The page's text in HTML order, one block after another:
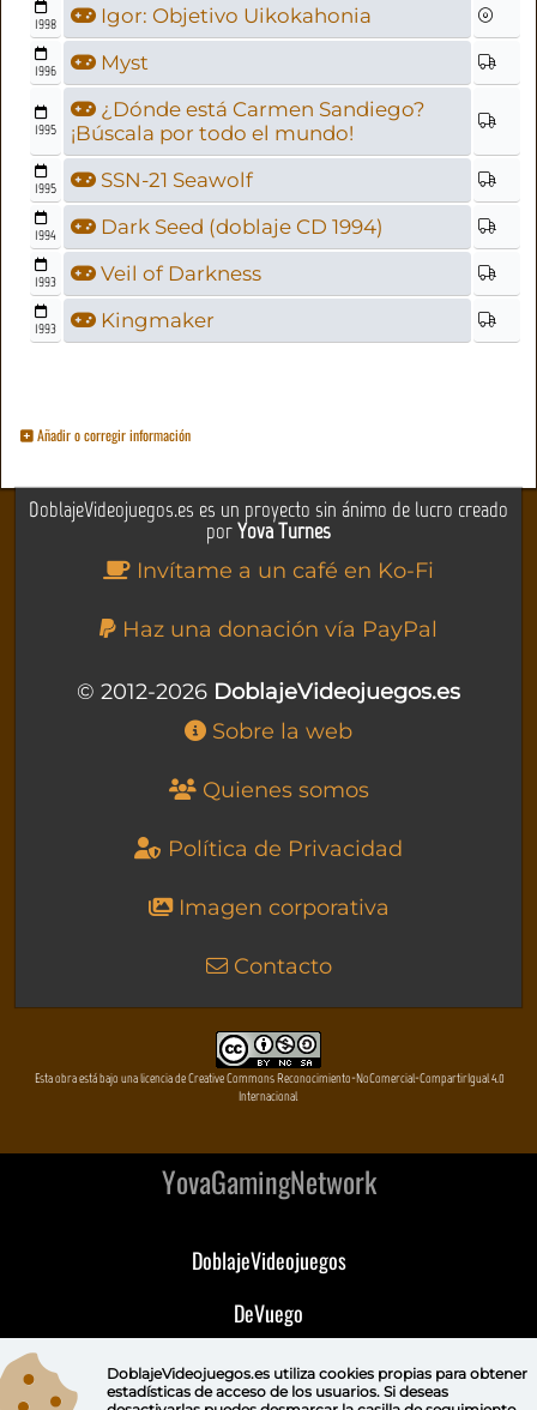
1998 Igor: Objetivo Uikokahonia
1996 Myst
1995
¿Dónde está Carmen Sandiego?
¡Búscala por todo el mundo!
1995 SSN-21 Seawolf
1994 Dark Seed (doblaje CD 1994)
1993 Veil of Darkness
1993 Kingmaker
Añadir o corregir información
DoblajeVideojuegos.es es un proyecto sin ánimo de lucro creado
porYova Turnes
Invítame a un café en Ko-Fi
Haz una donación vía PayPal
© 2012-2026 DoblajeVideojuegos.es
Sobre la web
Quienes somos
Política de Privacidad
Imagen corporativa
Contacto
Esta obra está bajo una licencia de Creative Commons Reconocimiento-NoComercial-CompartirIgual 4.0
Internacional
YovaGamingNetwork
DoblajeVideojuegos
DeVuego
DeVuego GAL
DoblajeVideojuegos.es utiliza cookies propiaspara obtener
estadísticas de acceso de los usuarios. Si deseas